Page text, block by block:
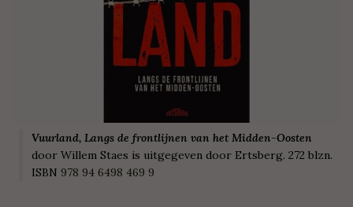
Vuurland, Langs de frontlijnen van het Midden-Oosten
door Willem Staes is uitgegeven door Ertsberg. 272 blzn.
ISBN 978 94 6498 469 9